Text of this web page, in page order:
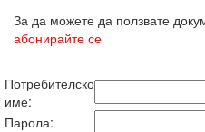
За да можете да ползвате
абонирайте се
Потребителско
име:
Парола: